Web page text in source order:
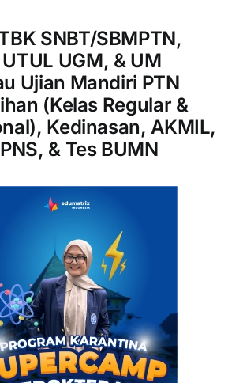
SNBT/SBMPTN,
UGM, & UM
Ujian Mandiri PTN
(Kelas Regular &
Kedinasan, AKMIL,
& Tes BUMN